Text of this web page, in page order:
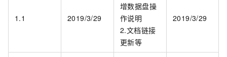
1.1 2019/3/29
增数据盘操
作说明
2.文档链接
更新等
2019/3/29